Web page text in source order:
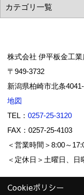
株式会社 伊平板金工業
〒949-3732
新潟県柏崎市北条
地図
TEL： 0257-25-3120
FAX：0257-25-4103
＜営業時間＞8:00～
＜定休日＞土曜日、日
Cookieポリシー